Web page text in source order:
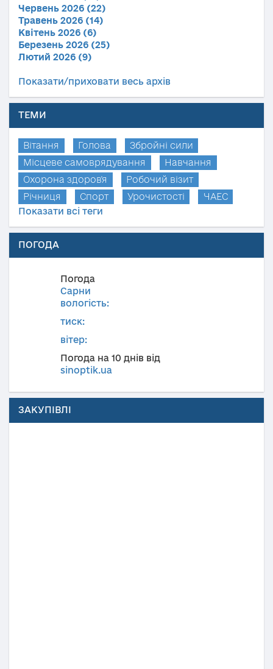
Червень 2026 (22)
Травень 2026 (14)
Квітень 2026 (6)
Березень 2026 (25)
Лютий 2026 (9)
Показати/приховати весь архів
ТЕМИ
Вітання Голова
Збройні сили
Місцеве самоврядування
Навчання
Охорона здоров'я
Робочий візит
Річниця
Спорт Урочистості
ЧАЕС
Показати всі теги
ПОГОДА
Погода
Сарни
вологість:
тиск:
вітер:
Погода на 10 днів від
sinoptik.ua
ЗАКУПІВЛІ